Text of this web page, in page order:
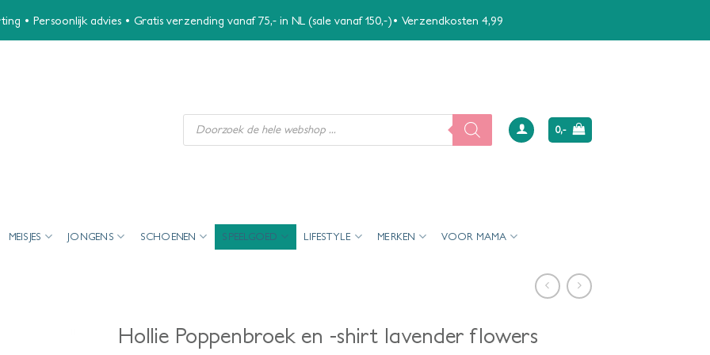
• Persoonlijk advies • Gratis verzending vanaf 75,- in NL (sale vanaf 150,-)• Verzendkosten 4,99
Producten
zoeken
0,-
MEISJES JONGENS SCHOENEN SPEELGOED LIFESTYLE MERKEN VOOR MAMA
Hollie Poppenbroek en -shirt lavender flowers